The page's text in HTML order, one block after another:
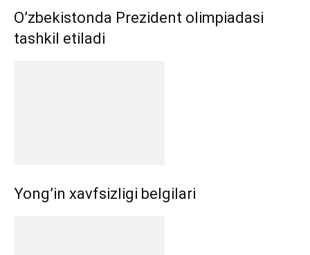
O’zbekistonda Prezident olimpiadasi
tashkil etiladi
Yong’in xavfsizligi belgilari